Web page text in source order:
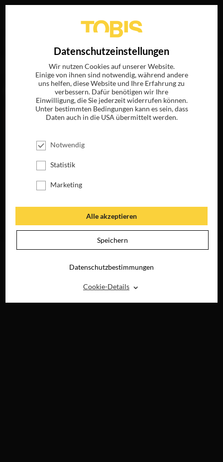
„Christina Flannery“
THAT’S WHY THE
AB 3. SEPTEMBER
Datenschutzeinstellungen
Wir nutzen Cookies auf unserer Website.
Einige von ihnen sind notwendig, während andere
uns helfen, diese Website und Ihre Erfahrung zu
verbessern. Dafür benötigen wir Ihre
Einwilligung, die Sie jederzeit widerrufen können.
Unter bestimmten Bedingungen kann es sein, dass
Daten auch in die USA übermittelt werden.
Notwendig
Statistik
Marketing
Alle akzeptieren
Speichern
Datenschutzbestimmungen
Cookie-Details ⌃